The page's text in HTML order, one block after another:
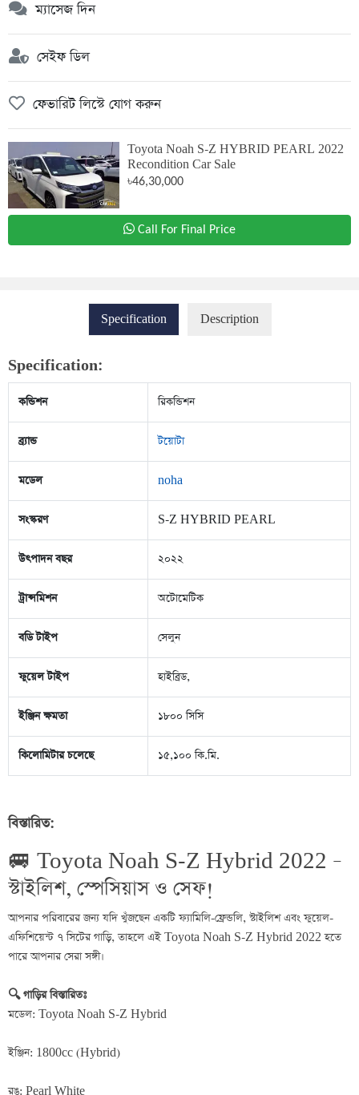
ম্যাসেজ দিন
সেইফ ডিল
ফেভারিট লিস্টে যোগ করুন
Toyota Noah S-Z HYBRID PEARL 2022
Recondition Car Sale
৳46,30,000
Call For Final Price
Specification Description
Specification:
কন্ডিশন রিকন্ডিশন
ব্র্যান্ড টয়োটা
মডেল noha
সংস্করণ S-Z HYBRID PEARL
উৎপাদন বছর ২০২২
ট্রান্সমিশন অটোমেটিক
বডি টাইপ সেলুন
ফুয়েল টাইপ হাইব্রিড,
ইঞ্জিন ক্ষমতা ১৮০০ সিসি
কিলোমিটার চলেছে ১৫,১০০ কি.মি.
বিস্তারিত:
🚐 Toyota Noah S-Z Hybrid 2022 –
স্টাইলিশ, স্পেসিয়াস ও সেফ!
আপনার পরিবারের জন্য যদি খুঁজছেন একটি ফ্যামিলি-ফ্রেন্ডলি, স্টাইলিশ এবং ফুয়েল-
এফিশিয়েন্ট ৭ সিটের গাড়ি, তাহলে এই Toyota Noah S-Z Hybrid 2022 হতে
পারে আপনার সেরা সঙ্গী।
🔍 গাড়ির বিস্তারিতঃ
মডেল: Toyota Noah S-Z Hybrid
ইঞ্জিন: 1800cc (Hybrid)
রঙ: Pearl White